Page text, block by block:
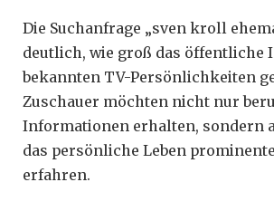
Die Suchanfrage „sven kroll
deutlich, wie groß das öffentliche
bekannten TV-Persönlichkeiten
Zuschauer möchten nicht nur
Informationen erhalten, sondern
das persönliche Leben
erfahren.